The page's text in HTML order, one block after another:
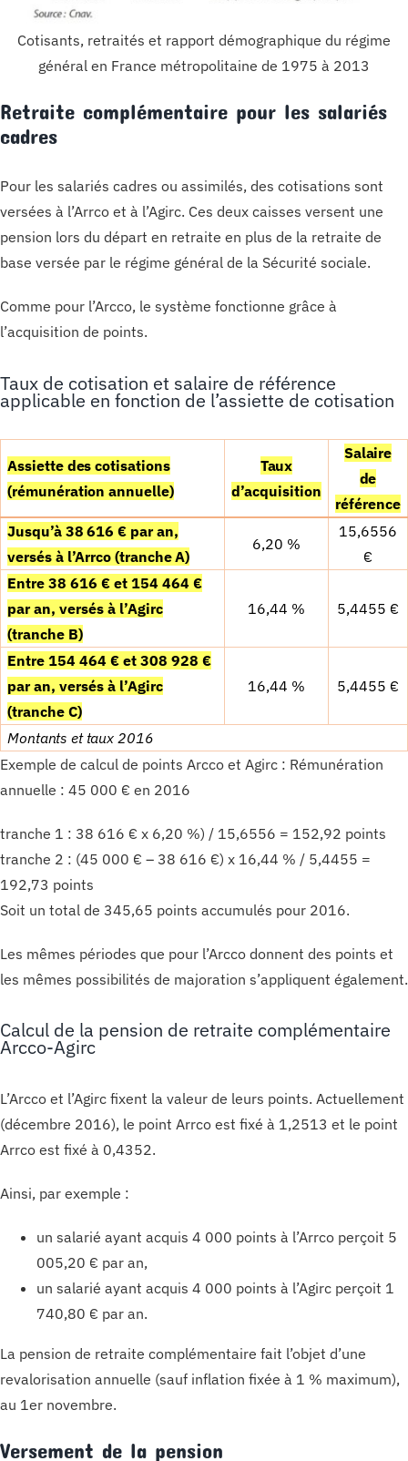
Cotisants, retraités et rapport démographique du régime
général en France métropolitaine de 1975 à 2013
Retraite complémentaire pour les salariés
cadres
Pour les salariés cadres ou assimilés, des cotisations sont
versées à l’Arrco et à l’Agirc. Ces deux caisses versent une
pension lors du départ en retraite en plus de la retraite de
base versée par le régime général de la Sécurité sociale.
Comme pour l’Arcco, le système fonctionne grâce à
l’acquisition de points.
Taux de cotisation et salaire de référence
applicable en fonction de l’assiette de cotisation
Assiette des cotisations
(rémunération annuelle)
Taux
d’acquisition
Salaire
de
référence
Jusqu’à38 616€ par an,
versés àl’Arrco (tranche A)
6,20 %
15,6556
€
Entre 38 616€ et 154 464€
par an, versésà l’Agirc
(tranche B)
16,44 % 5,4455 €
Entre 154 464€ et 308 928€
par an, versésà l’Agirc
(tranche C)
16,44 % 5,4455 €
Montants et taux 2016
Exemple de calcul de points Arcco et Agirc : Rémunération
annuelle : 45 000 € en 2016
tranche 1 : 38 616 € x 6,20 %) / 15,6556 = 152,92 points
tranche 2 : (45 000 € – 38 616 €) x 16,44 % / 5,4455 =
192,73 points
Soit un total de 345,65 points accumulés pour 2016.
Les mêmes périodes que pour l’Arcco donnent des points et
les mêmes possibilités de majoration s’appliquent également.
Calcul de la pension de retraite complémentaire
Arcco-Agirc
L’Arcco et l’Agirc fixent la valeur de leurs points. Actuellement
(décembre 2016), le point Arrco est fixé à 1,2513 et le point
Arrco est fixé à 0,4352.
Ainsi, par exemple :
un salarié ayant acquis 4 000 points à l’Arrco perçoit 5
005,20 € par an,
un salarié ayant acquis 4 000 points à l’Agirc perçoit 1
740,80 € par an.
La pension de retraite complémentaire fait l’objet d’une
revalorisation annuelle (sauf inflation fixée à 1 % maximum),
au 1er novembre.
Versement de la pension